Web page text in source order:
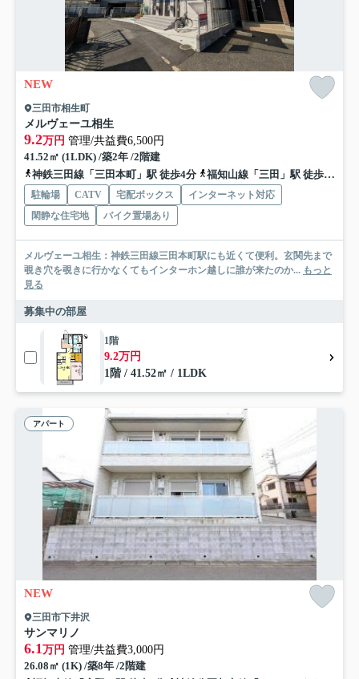
NEW
三田市相生町
メルヴェーユ相生
9.2万円 管理/共益費6,500円
41.52㎡ (1LDK) /築2年 /2階建
神鉄三田線「三田本町」駅 徒歩4分
福知山線「三田」駅 徒歩12分
駐輪場 CATV 宅配ボックス
インターネット対応
閑静な住宅地
バイク置場あり
メルヴェーユ相生：神鉄三田線三田本町駅にも近くて便利。玄関先まで
覗き穴を覗きに行かなくてもインターホン越しに誰が来たのか... もっと
見る
募集中の部屋
1階
9.2万円
1階 / 41.52㎡ / 1LDK
アパート
NEW
三田市下井沢
サンマリノ
6.1 万円 管理/共益費3,000円
26.08㎡ (1K) /築8年 /2階建